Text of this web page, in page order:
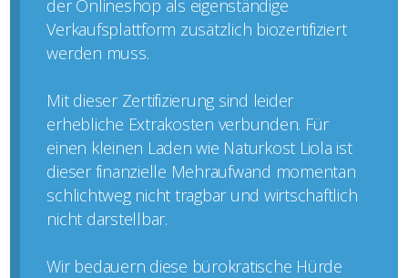
der Onlineshop als eigenständige
Verkaufsplattform zusätzlich biozertifiziert
werden muss.
Mit dieser Zertifizierung sind leider
erhebliche Extrakosten verbunden. Für
einen kleinen Laden wie Naturkost Liola ist
dieser finanzielle Mehraufwand momentan
schlichtweg nicht tragbar und wirtschaftlich
nicht darstellbar.
Wir bedauern diese bürokratische Hürde